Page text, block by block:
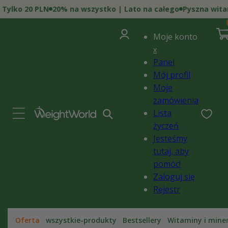
do
treści
20 PLN 20% na wszystko | Lato na całego Pyszna
Oferta wszystkie-produkty Bestsellery Witaminy i
Zaloguj
się
Moje konto
x
Panel
Mój profil
Moje
zamówienia
Lista
życzeń
Jesteśmy
tutaj, aby
pomóc!
Zaloguj się
Rejestr
0